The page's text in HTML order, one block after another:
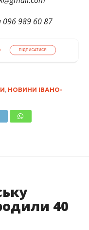
989 60 87
, НОВИНИ ІВАНО-
40